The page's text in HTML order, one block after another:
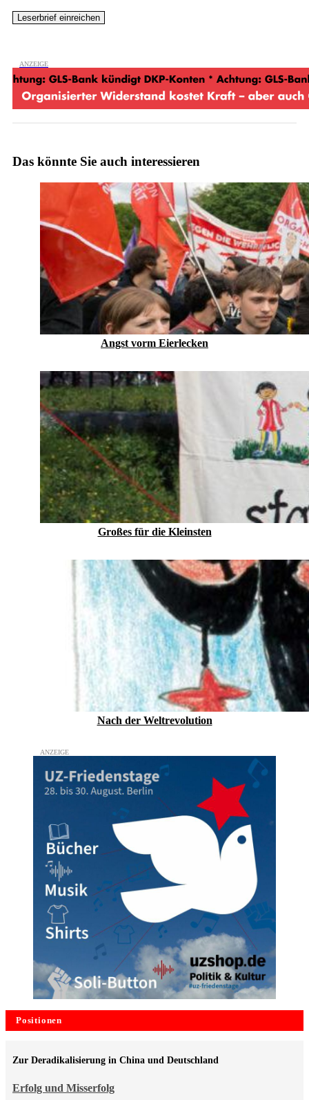
Das könnte Sie auch interessieren
Angst vorm Eierlecken
Großes für die Kleinsten
Nach der Weltrevolution
Positionen
Erfolg und Misserfolg
Zur Deradikalisierung in China und Deutschland